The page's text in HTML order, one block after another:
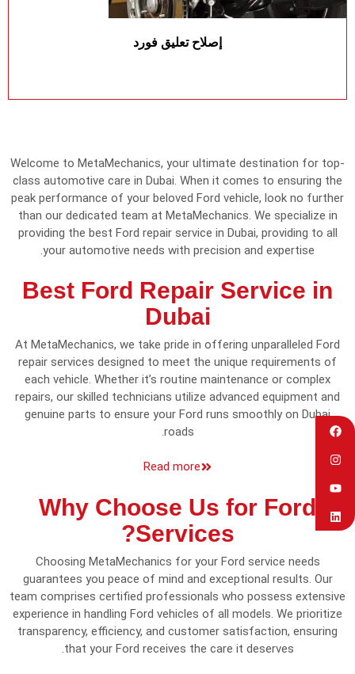
إصلاح تعليق فورد
Welcome to MetaMechanics, your ultimate destination for top-
class automotive care in Dubai. When it comes to ensuring the
peak performance of your beloved Ford vehicle, look no further
than our dedicated team at MetaMechanics. We specialize in
providing the best Ford repair service in Dubai, providing to all
your automotive needs with precision and expertise.
Best Ford Repair Service in
Dubai
At MetaMechanics, we take pride in offering unparalleled Ford
repair services designed to meet the unique requirements of
each vehicle. Whether it’s routine maintenance or complex
repairs, our skilled technicians utilize advanced equipment and
genuine parts to ensure your Ford runs smoothly on Dubai
roads.
Read more
Why Choose Us for Ford
Services?
Choosing MetaMechanics for your Ford service needs
guarantees you peace of mind and exceptional results. Our
team comprises certified professionals who possess extensive
experience in handling Ford vehicles of all models. We prioritize
transparency, efficiency, and customer satisfaction, ensuring
that your Ford receives the care it deserves.